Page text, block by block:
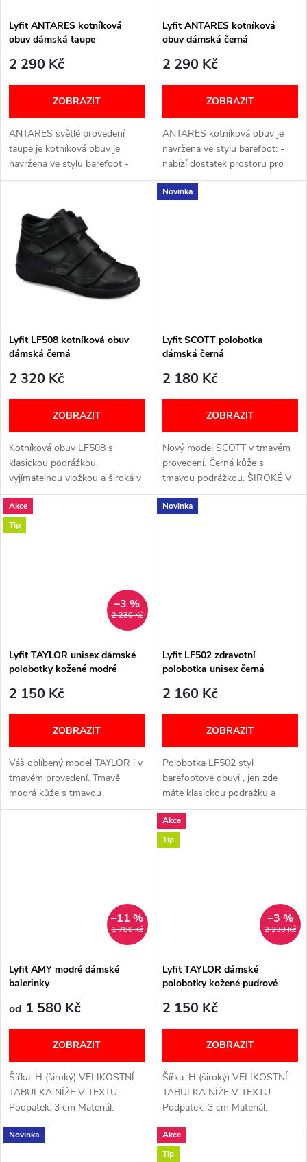
p
r
d
u
k
t
ů
s
p
r
o
d
u
k
t
ů
Lyfit ANTARES kotníková
obuv dámská taupe
2 290 Kč
ZOBRAZIT
ANTARES světlé provedení
taupe je kotníková obuv je
navržena ve stylu barefoot -
nabízí dostatek prostoru pro
zároveň disponuje klasickou
podrážkou...
Lyfit ANTARES kotníková
obuv dámská černá
2 290 Kč
ZOBRAZIT
ANTARES kotníková obuv je
navržena ve stylu barefoot: -
nabízí dostatek prostoru pro
přirozený pohyb chodidla; -
zároveň disponuje klasickou
Lyfit LF508 kotníková obuv
dámská černá
2 320 Kč
ZOBRAZIT
Kotníková obuv LF508 s
klasickou podrážkou,
vyjímatelnou vložkou a široká v
prstech. Video Šířka: H (široký)
VELIKOSTNÍ TABULKA NÍŽE V
TEXTU
Novinka
Lyfit SCOTT polobotka
dámská černá
2 180 Kč
ZOBRAZIT
Nový model SCOTT v tmavém
provedení. Černá kůže s
tmavou podrážkou. ŠIROKÉ V
PRSTNÍ ČÁSTI JAKO
BAREFOOT OBUV, ALE S
Akce
Tip
2 230 Kč
–3 %
Lyfit TAYLOR unisex dámské
polobotky kožené modré
2 150 Kč
ZOBRAZIT
Váš oblíbený model TAYLOR i v
tmavém provedení. Tmavě
modrá kůže s tmavou
podrážkou. ŠIROKÉ V PRSTNÍ
Novinka
Lyfit LF502 zdravotní
polobotka unisex černá
2 160 Kč
ZOBRAZIT
Polobotka LF502 styl
barefootové obuvi , jen zde
máte klasickou podrážku a
vyjímatelnou vložku. Šířka: H
(široký) VELIKOSTNÍ TABULKA
NÍŽE V TEXTU
1 780 Kč
–11 %
Lyfit AMY modré dámské
balerinky
od 1 580 Kč
ZOBRAZIT
Šířka: H (široký) VELIKOSTNÍ
TABULKA NÍŽE V TEXTU
Podpatek: 3 cm Materiál:
Kožený svršek a podšívka, PU
podešev Vyjímatelná vložka:
Akce
Tip
2 230 Kč
–3 %
Lyfit TAYLOR dámské
polobotky kožené pudrové
2 150 Kč
ZOBRAZIT
Šířka: H (široký) VELIKOSTNÍ
TABULKA NÍŽE V TEXTU
Podpatek: 3 cm Materiál:
Syntetická podšívka a kožený
svršek, PU podešev Vyjímatelná
vložka: Ano ŠIROKÉ V PRSTNÍ
Novinka
Akce
Tip